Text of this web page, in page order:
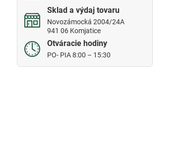
Sklad a výdaj tovaru
Novozámocká 2004/24A
941 06 Komjatice
Otváracie hodiny
PO- PIA 8:00 – 15:30